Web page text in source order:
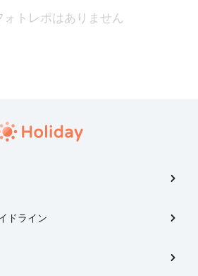
ォトレポはありません
ドライン